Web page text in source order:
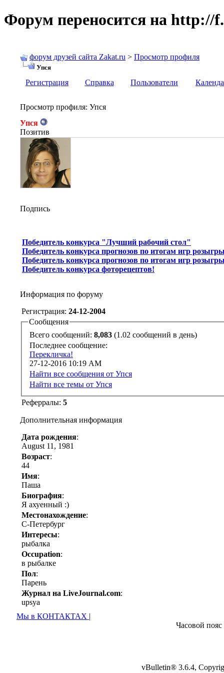
Форум переносится на http://
форум друзей сайта Zakat.ru > Просмотр профиля
Упся
Регистрация Справка Пользователи
Просмотр профиля: Упся
Упся
Позитив
Подпись
Победитель конкурса "Лучший рабочий стол"
Победитель конкурса прогнозов по итогам игр
Победитель конкурса прогнозов по итогам игр
Победитель конкурса фоторецептов!
Информация по форуму
Регистрация: 24-12-2004
Сообщения
Всего сообщений: 8,083 (1.02 сообщений в день)
Последнее сообщение:
Перекличка!
27-12-2016 10:19 AM
Найти все сообщения от Упся
Найти все темы от Упся
Реферралы: 5
Дополнительная информация
Дата рождения:
August 11, 1981
Возраст:
44
Имя:
Паша
Биография:
Я ахуенный :)
Местонахождение:
С-Петербург
Интересы:
рыбалка
Occupation:
в рыбалке
Пол:
Парень
Журнал на LiveJournal.com:
upsya
Мы в КОНТАКТАХ |
Часовой
vBulletin® 3.6.4,